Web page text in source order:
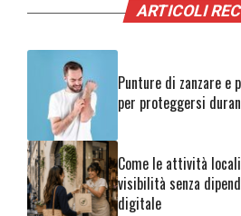
ARTICOLI
Punture di zanzare
per proteggersi
Come le attività
visibilità senza
digitale